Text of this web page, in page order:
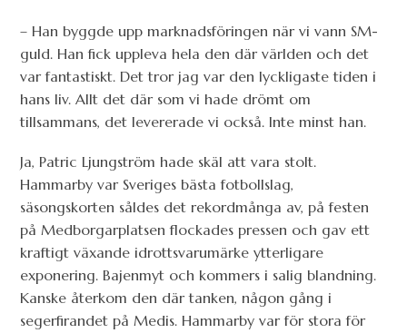
– Han byggde upp marknadsföringen när vi vann SM-
guld. Han fick uppleva hela den där världen och det
var fantastiskt. Det tror jag var den lyckligaste tiden i
hans liv. Allt det där som vi hade drömt om
tillsammans, det levererade vi också. Inte minst han.
Ja, Patric Ljungström hade skäl att vara stolt.
Hammarby var Sveriges bästa fotbollslag,
säsongskorten såldes det rekordmånga av, på festen
på Medborgarplatsen flockades pressen och gav ett
kraftigt växande idrottsvarumärke ytterligare
exponering. Bajenmyt och kommers i salig blandning.
Kanske återkom den där tanken, någon gång i
segerfirandet på Medis. Hammarby var för stora för